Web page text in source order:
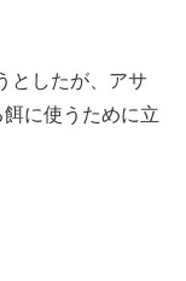
としたが、アサ
に使うために立